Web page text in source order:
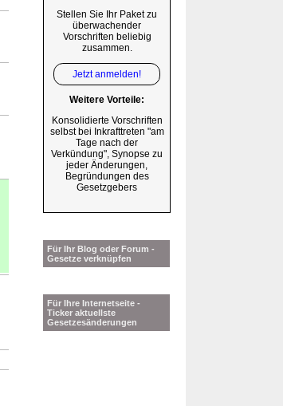
Stellen Sie Ihr Paket zu
überwachender
Vorschriften beliebig
zusammen.
Jetzt anmelden!
Weitere Vorteile:
Konsolidierte Vorschriften
selbst bei Inkrafttreten "am
Tage nach der
Verkündung", Synopse zu
jeder Änderungen,
Begründungen des
Gesetzgebers
Für Ihr Blog oder Forum -
Gesetze verknüpfen
Für Ihre Internetseite -
Ticker aktuellste
Gesetzesänderungen